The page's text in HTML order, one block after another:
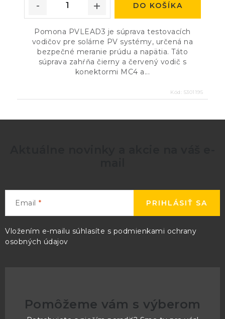
DO KOŠÍKA
Pomona PVLEAD3 je súprava testovacích
vodičov pre solárne PV systémy, určená na
bezpečné meranie prúdu a napätia. Táto
súprava zahŕňa čierny a červený vodič s
konektormi MC4 a...
Kód: 5301195
Email
Vložením e-mailu súhlasíte s podmienkami ochrany
osobných údajov
PRIHLÁSIŤ SA
Pomôžeme vám s výberom